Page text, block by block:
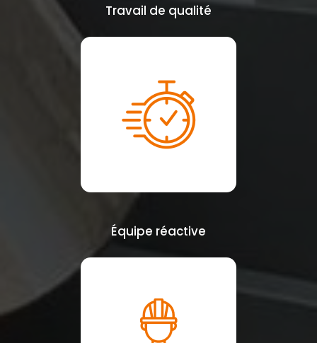
Travail de qualité
Équipe réactive